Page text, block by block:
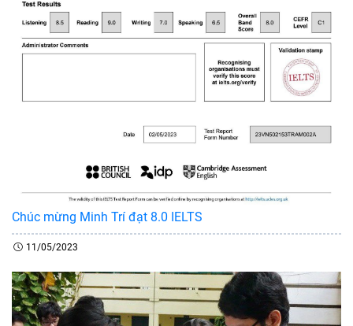
Chúc mừng Minh Trí đạt 8.0 IELTS
11/05/2023